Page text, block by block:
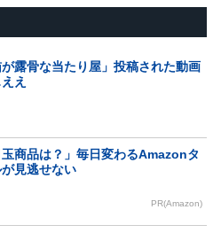
が露骨な当たり屋」投稿された動画
え
玉商品は？」毎日変わるAmazonタ
見逃せない
PR(Amazon)